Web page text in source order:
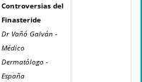
Controversias del
Finasteride
Dr Vañó Galván -
Médico
Dermatólogo -
España